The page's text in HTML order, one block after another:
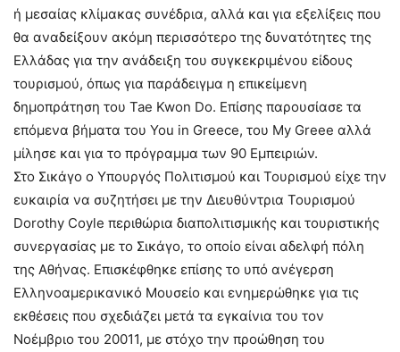
ή μεσαίας κλίμακας συνέδρια, αλλά και για εξελίξεις που
θα αναδείξουν ακόμη περισσότερο της δυνατότητες της
Ελλάδας για την ανάδειξη του συγκεκριμένου είδους
τουρισμού, όπως για παράδειγμα η επικείμενη
δημοπράτηση του Tae Kwon Do. Επίσης παρουσίασε τα
επόμενα βήματα του You in Greece, του My Greee αλλά
μίλησε και για το πρόγραμμα των 90 Εμπειριών.
Στο Σικάγο ο Υπουργός Πολιτισμού και Τουρισμού είχε την
ευκαιρία να συζητήσει με την Διευθύντρια Τουρισμού
Dorothy Coyle περιθώρια διαπολιτισμικής και τουριστικής
συνεργασίας με το Σικάγο, το οποίο είναι αδελφή πόλη
της Αθήνας. Επισκέφθηκε επίσης το υπό ανέγερση
Ελληνοαμερικανικό Μουσείο και ενημερώθηκε για τις
εκθέσεις που σχεδιάζει μετά τα εγκαίνια του τον
Νοέμβριο του 20011, με στόχο την προώθηση του